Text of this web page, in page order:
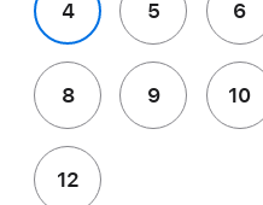
4 5 6
8 9 10
12